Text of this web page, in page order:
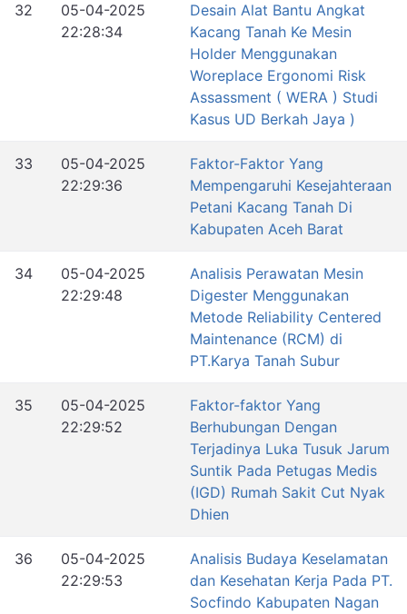
32
05-04-2025
22:28:34
Desain Alat Bantu Angkat
Kacang Tanah Ke Mesin
Holder Menggunakan
Woreplace Ergonomi Risk
Assassment ( WERA ) Studi
Kasus UD Berkah Jaya )
33
05-04-2025
22:29:36
Faktor-Faktor Yang
Mempengaruhi Kesejahteraan
Petani Kacang Tanah Di
Kabupaten Aceh Barat
34
05-04-2025
22:29:48
Analisis Perawatan Mesin
Digester Menggunakan
Metode Reliability Centered
Maintenance (RCM) di
PT.Karya Tanah Subur
35
05-04-2025
22:29:52
Faktor-faktor Yang
Berhubungan Dengan
Terjadinya Luka Tusuk Jarum
Suntik Pada Petugas Medis
(IGD) Rumah Sakit Cut Nyak
Dhien
36
05-04-2025
22:29:53
Analisis Budaya Keselamatan
dan Kesehatan Kerja Pada PT.
Socfindo Kabupaten Nagan